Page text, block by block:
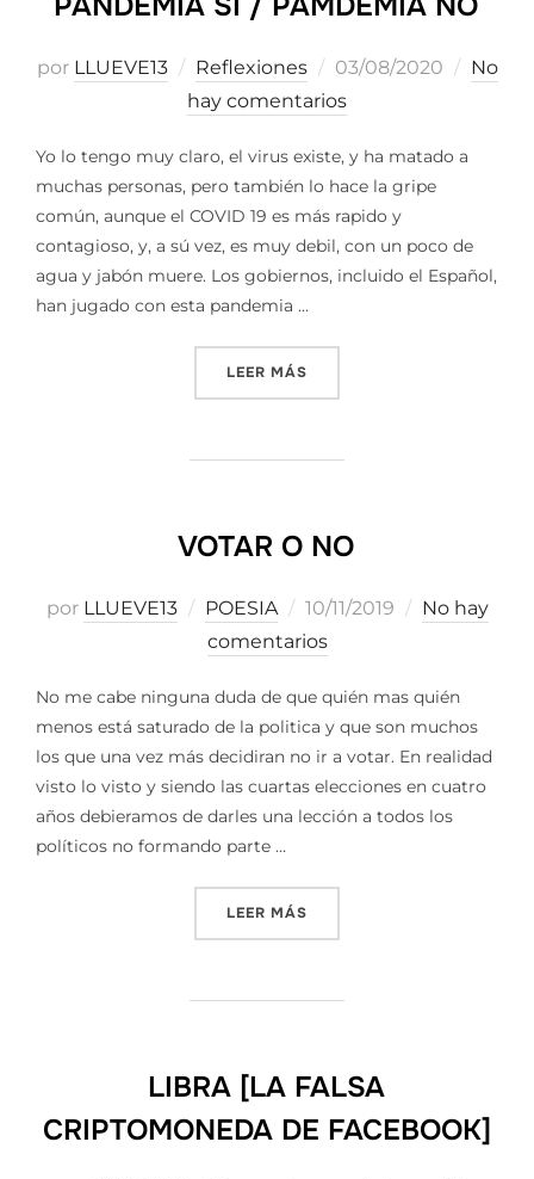
por LLUEVE13 Reflexiones
Publicado
el
03/08/2020
No
hay comentarios
Yo lo tengo muy claro, el virus existe, y ha matado a
muchas personas, pero también lo hace la gripe
común, aunque el COVID 19 es más rapido y
contagioso, y, a sú vez, es muy debil, con un poco de
agua y jabón muere. Los gobiernos, incluido el Español,
han jugado con esta pandemia …
LEER MÁS
VOTAR O NO
por LLUEVE13 POESIA
Publicado
el
10/11/2019
No hay
comentarios
No me cabe ninguna duda de que quién mas quién
menos está saturado de la politica y que son muchos
los que una vez más decidiran no ir a votar. En realidad
visto lo visto y siendo las cuartas elecciones en cuatro
años debieramos de darles una lección a todos los
políticos no formando parte …
LEER MÁS
LIBRA [LA FALSA
CRIPTOMONEDA DE FACEBOOK]